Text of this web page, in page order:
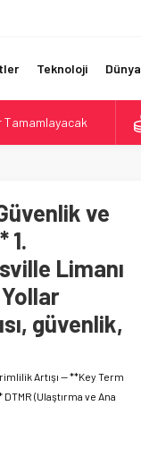
Teknoloji Dünya
Tamamlayacak
ve
1.
Limanı
güvenlik,
Artışı — **Key Term
(Ulaştırma ve Ana